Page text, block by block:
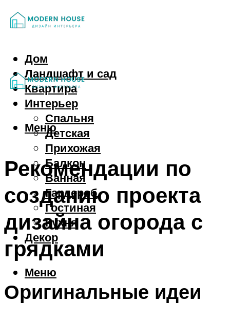
Дом
Ландшафт и сад
Квартира
Интерьер
Спальня
Детская
Прихожая
Балкон
Ванная
Гардероб
Гостиная
Кухня
Декор
Меню
Меню
Рекомендации по
созданию проекта
дизайна огорода с
грядками
Оригинальные идеи